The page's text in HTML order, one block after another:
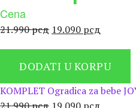
Cena
21.990рсд Оригинална
била:
21.990 рсд.
19.090 рсд
19.090
DODATI U KORPU
KOMPLET Ogradica za bebe
Оригинална